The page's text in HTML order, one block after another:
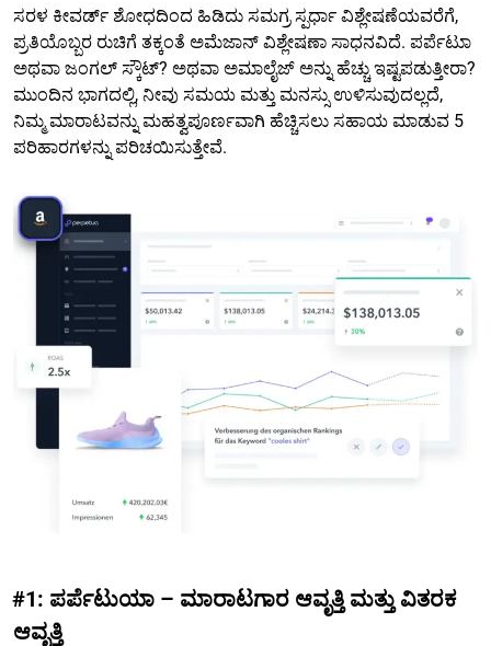
ಸರಳ ಕೀವರ್ಡ್ ಶೋಧದಿಂದ ಹಿಡಿದು ಸಮಗ್ರ ಸ್ಪರ್ಧಾ ವಿಶ್ಲೇಷಣೆಯವರೆಗೆ,
ಪ್ರತಿಯೊಬ್ಬರ ರುಚಿಗೆ ತಕ್ಕಂತೆ ಅಮೆಜಾನ್ ವಿಶ್ಲೇಷಣಾ ಸಾಧನವಿದೆ. ಪರ್ಪೆಟುಾ
ಅಥವಾ ಜಂಗಲ್ ಸ್ಕೌಟ್? ಅಥವಾ ಅಮಾಲೈಜ್ ಅನ್ನು ಹೆಚ್ಚು ಇಷ್ಟಪಡುತ್ತೀರಾ?
ಮುಂದಿನ ಭಾಗದಲ್ಲಿ, ನೀವು ಸಮಯ ಮತ್ತು ಮನಸ್ಸು ಉಳಿಸುವುದಲ್ಲದೆ,
ನಿಮ್ಮ ಮಾರಾಟವನ್ನು ಮಹತ್ವಪೂರ್ಣವಾಗಿ ಹೆಚ್ಚಿಸಲು ಸಹಾಯ ಮಾಡುವ 5
ಪರಿಹಾರಗಳನ್ನು ಪರಿಚಯಿಸುತ್ತೇವೆ.
#1: ಪರ್ಪೆಟುಯಾ – ಮಾರಾಟಗಾರ ಆವೃತ್ತಿ ಮತ್ತು ವಿತರಕ
ಆವೃತ್ತಿ